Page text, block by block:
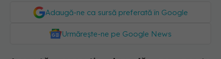
Adaugă-ne ca sursă preferată în Google
Urmărește-ne pe Google News